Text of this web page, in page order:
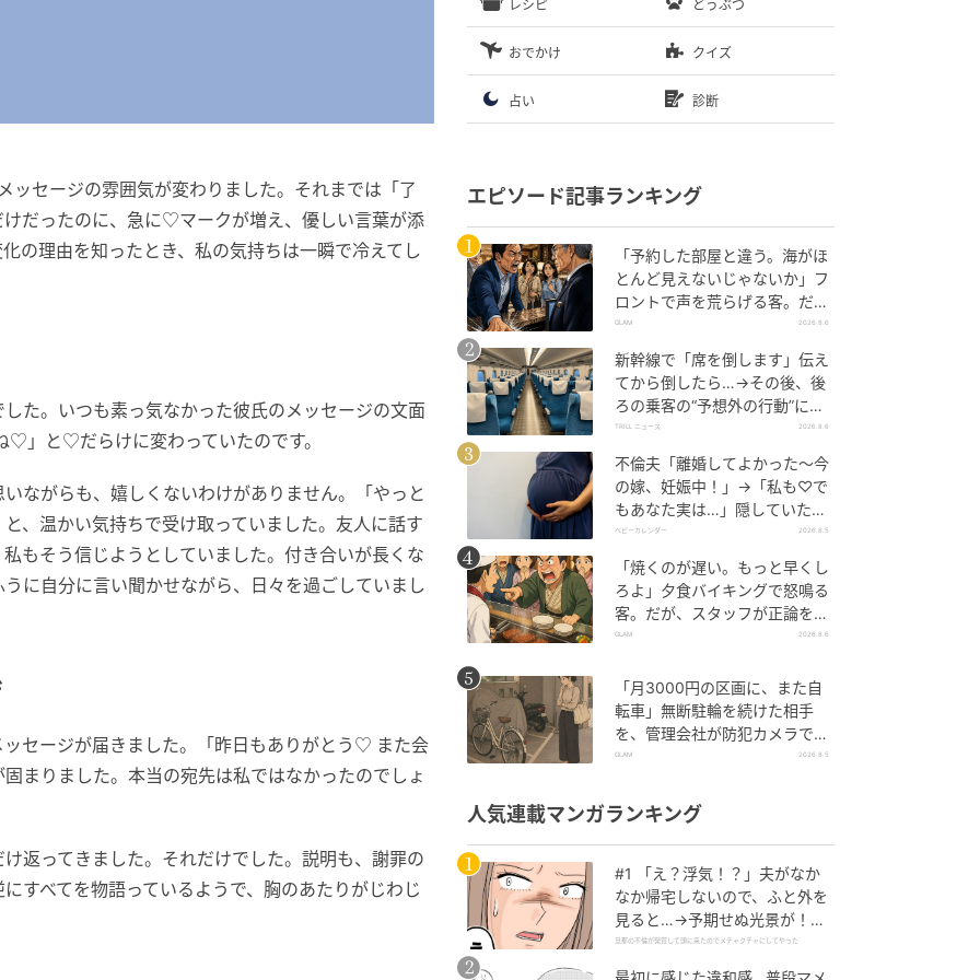
ッセージの雰囲気が変わりました。それまでは「了
だったのに、急に♡マークが増え、優しい言葉が添
の理由を知ったとき、私の気持ちは一瞬で冷えてし
た。いつも素っ気なかった彼氏のメッセージの文面
」と♡だらけに変わっていたのです。
ながらも、嬉しくないわけがありません。「やっと
、温かい気持ちで受け取っていました。友人に話す
もそう信じようとしていました。付き合いが長くな
に自分に言い聞かせながら、日々を過ごしていまし
セージが届きました。「昨日もありがとう♡ また会
まりました。本当の宛先は私ではなかったのでしょ
返ってきました。それだけでした。説明も、謝罪の
すべてを物語っているようで、胸のあたりがじわじ
レシピ どうぶつ
おでかけ クイズ
占い 診断
エピソード記事ランキング
「予約した部屋と違う。海がほ
とんど見えないじゃないか」フ
ロントで声を荒らげる客。だ
が、支配人が予約記録を示した
GLAM 2026.8.6
新幹線で「席を倒します」伝え
てから倒したら…→その後、後
ろの乗客の“予想外の行動”に
「不快ですぐに立ち去りまし
TRILL ニュース 2026.8.6
不倫夫「離婚してよかった〜今
の嫁、妊娠中！」→「私も♡で
もあなた実は…」隠していた事
実を暴露した結果
ベビーカレンダー 2026.8.5
「焼くのが遅い。もっと早くし
ろよ」夕食バイキングで怒鳴る
客。だが、スタッフが正論を並
べた結果
GLAM 2026.8.6
「月3000円の区画に、また自
転車」無断駐輪を続けた相手
を、管理会社が防犯カメラで特
定した朝
GLAM 2026.8.5
人気連載マンガランキング
#1 「え？浮気！？」夫がなか
なか帰宅しないので、ふと外を
見ると…→予期せぬ光景が！｜
旦那の不倫が発覚して頭に来た
旦那の不倫が発覚して頭に来たのでメチャクチャにしてやった